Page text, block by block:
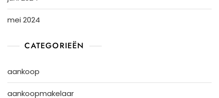
mei 2024
CATEGORIEËN
aankoop
aankoopmakelaar